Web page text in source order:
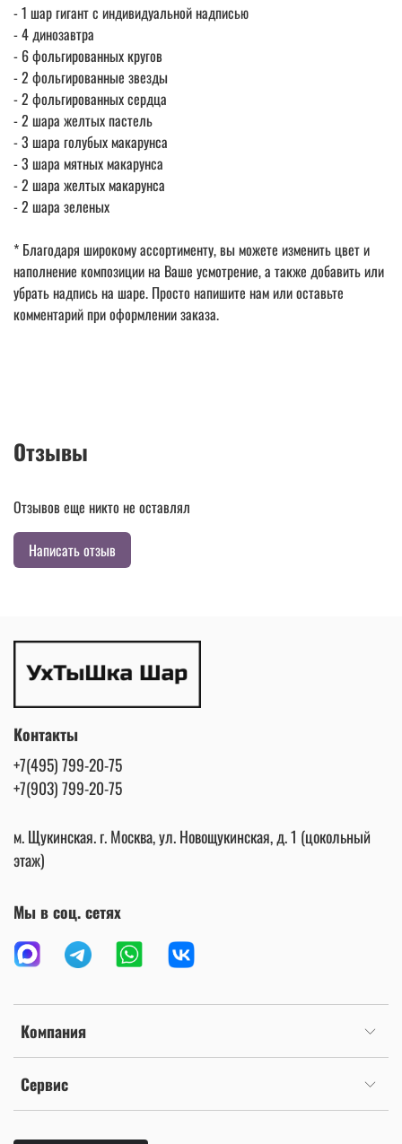
- 1 шар гигант с индивидуальной надписью
- 4 динозавтра
- 6 фольгированных кругов
- 2 фольгированные звезды
- 2 фольгированных сердца
- 2 шара желтых пастель
- 3 шара голубых макарунса
- 3 шара мятных макарунса
- 2 шара желтых макарунса
- 2 шара зеленых
* Благодаря широкому ассортименту, вы можете изменить цвет и
наполнение композиции на Ваше усмотрение, а также добавить или
убрать надпись на шаре. Просто напишите нам или оставьте
комментарий при оформлении заказа.
Отзывы
Отзывов еще никто не оставлял
Написать отзыв
Компания
Сервис
Контакты
+7(495) 799-20-75
+7(903) 799-20-75
м. Щукинская. г. Москва, ул. Новощукинская, д. 1 (цокольный
этаж)
Мы в соц. сетях